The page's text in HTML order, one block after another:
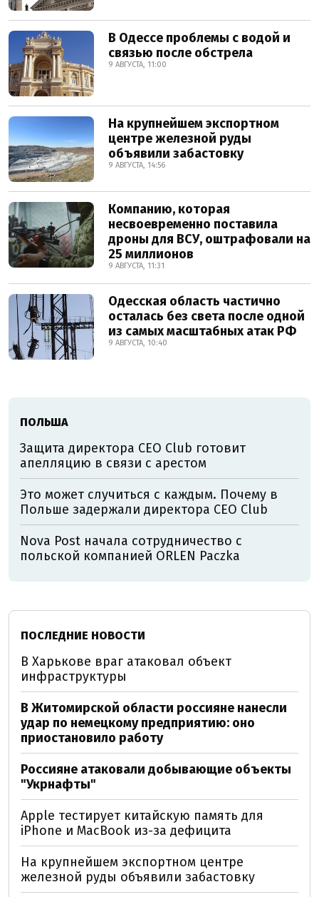
В Одессе проблемы с водой и
связью после обстрела
9 АВГУСТА, 11:00
На крупнейшем экспортном
центре железной руды
объявили забастовку
9 АВГУСТА, 14:56
Компанию, которая
несвоевременно поставила
дроны для ВСУ, оштрафовали на
25 миллионов
9 АВГУСТА, 11:31
Одесская область частично
осталась без света после одной
из самых масштабных атак РФ
9 АВГУСТА, 10:40
ПОЛЬША
Защита директора CEO Club готовит
апелляцию в связи с арестом
Это может случиться с каждым. Почему в
Польше задержали директора CEO Club
Nova Post начала сотрудничество с
польской компанией ORLEN Paczka
ПОСЛЕДНИЕ НОВОСТИ
В Харькове враг атаковал объект
инфраструктуры
В Житомирской области россияне нанесли
удар по немецкому предприятию: оно
приостановило работу
Россияне атаковали добывающие объекты
"Укрнафты"
Apple тестирует китайскую память для
iPhone и MacBook из-за дефицита
На крупнейшем экспортном центре
железной руды объявили забастовку